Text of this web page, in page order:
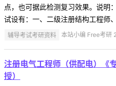
点，也可据此检测复习效果。说明
试设有：一、二级注册结构工程师
辅导考试考研资料 本站小编 Free考研
注册电气工程师（供配电）《
授）